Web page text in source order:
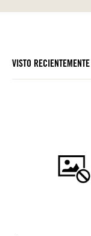
VISTO RECIENTEMENTE